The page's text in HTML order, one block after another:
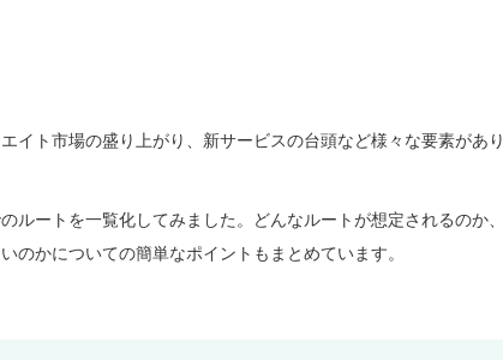
イト市場の盛り上がり、新サービスの台頭など様々な要素があ
ルートを一覧化してみました。どんなルートが想定されるのか
のかについての簡単なポイントもまとめています。